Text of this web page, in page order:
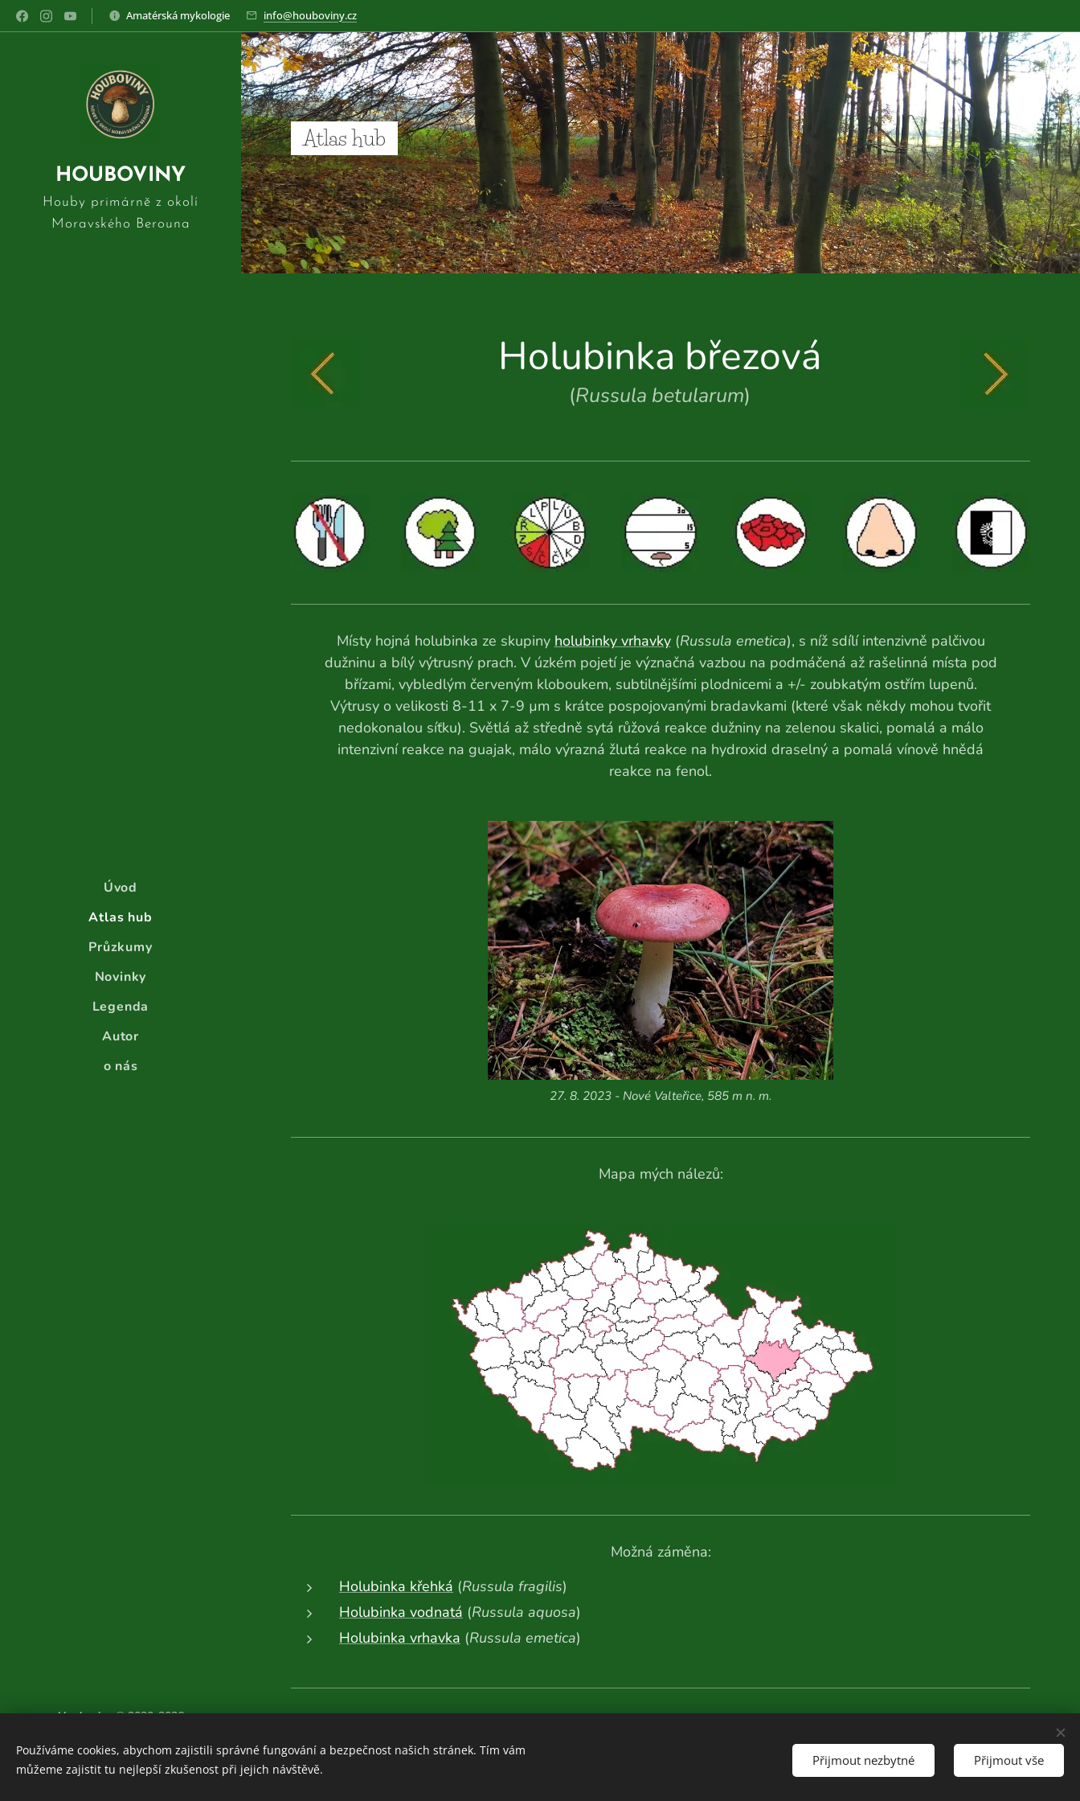
Amatérská mykologie info@houboviny.cz
HOUBOVINY
Houby primárně z okolí
Moravského Berouna
Úvod
Atlas hub
Průzkumy
Novinky
Legenda
Autor
o nás
Atlas hub
Holubinka březová
(Russula betularum)
Místy hojná holubinka ze skupiny holubinky vrhavky(Russula emetica), s níž sdílí intenzivně palčivou
dužninu a bílý výtrusný prach. V úzkém pojetí je význačná vazbou na podmáčená až rašelinná místa pod
břízami, vybledlým červeným kloboukem, subtilnějšími plodnicemi a +/- zoubkatým ostřím lupenů.
Výtrusy o velikosti 8-11 x 7-9 µm s krátce pospojovanými bradavkami (které však někdy mohou tvořit
nedokonalou síťku). Světlá až středně sytá růžová reakce dužniny na zelenou skalici, pomalá a málo
intenzivní reakce na guajak, málo výrazná žlutá reakce na hydroxid draselný a pomalá vínově hnědá
reakce na fenol.
27. 8. 2023 - Nové Valteřice, 585 m n. m.
Mapa mých nálezů:
Možná záměna:
Holubinka křehká (Russula fragilis)
Holubinka vodnatá (Russula aquosa)
Holubinka vrhavka (Russula emetica)
Houboviny © 2020-2026
Zajímavosti z vlastních
průzkumů:ZDE
Cookies
Používáme cookies, abychom zajistili správné fungování a bezpečnost našich stránek. Tím vám
můžeme zajistit tu nejlepší zkušenost při jejich návštěvě.
Přijmout nezbytné Přijmout vše